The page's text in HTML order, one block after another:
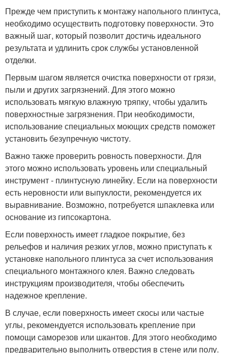
Прежде чем приступить к монтажу напольного плинтуса,
необходимо осуществить подготовку поверхности. Это
важный шаг, который позволит достичь идеального
результата и удлинить срок службы установленной
отделки.
Первым шагом является очистка поверхности от грязи,
пыли и других загрязнений. Для этого можно
использовать мягкую влажную тряпку, чтобы удалить
поверхностные загрязнения. При необходимости,
использование специальных моющих средств поможет
установить безупречную чистоту.
Важно также проверить ровность поверхности. Для
этого можно использовать уровень или специальный
инструмент - плинтусную линейку. Если на поверхности
есть неровности или выпуклости, рекомендуется их
выравнивание. Возможно, потребуется шпаклевка или
основание из гипсокартона.
Если поверхность имеет гладкое покрытие, без
рельефов и наличия резких углов, можно приступать к
установке напольного плинтуса за счет использования
специального монтажного клея. Важно следовать
инструкциям производителя, чтобы обеспечить
надежное крепление.
В случае, если поверхность имеет скосы или частые
углы, рекомендуется использовать крепление при
помощи саморезов или шкантов. Для этого необходимо
предварительно выполнить отверстия в стене или полу.